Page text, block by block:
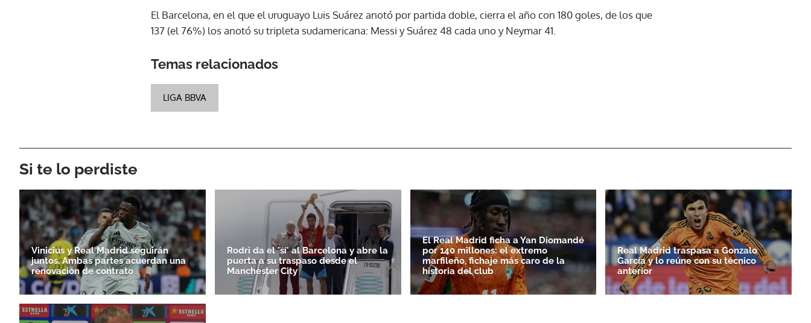
El Barcelona, en el que el uruguayo Luis Suárez anotó por partida doble, cierra el año con 180 goles, de los que
137 (el 76%) los anotó su tripleta sudamericana: Messi y Suárez 48 cada uno y Neymar 41.
Temas relacionados
LIGA BBVA
Si te lo perdiste
Vinicius y Real Madrid seguirán
juntos. Ambas partes acuerdan una
renovación de contrato
Rodri da el 'sí' al Barcelona y abre la
puerta a su traspaso desde el
Manchester City
El Real Madrid ficha a Yan Diomandé
por 140 millones: el extremo
marfileño, fichaje más caro de la
historia del club
Real Madrid traspasa a Gonzalo
García y lo reúne con su técnico
anterior